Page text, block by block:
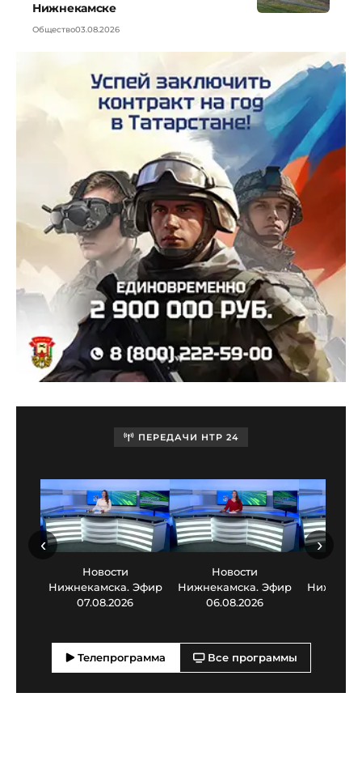
Нижнекамске
Общество03.08.2026
ПЕРЕДАЧИ НТР 24
Новости
Нижнекамска. Эфир
07.08.2026
Новости
Нижнекамска. Эфир
06.08.2026
‹ ›
Телепрограмма Все программы